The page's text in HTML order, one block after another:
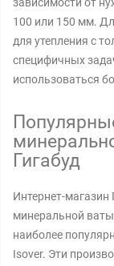
100 или 150 мм.
для утепления с
специфичных
использоваться
Гигабуд
Интернет-магазин
минеральной
наиболее
Isover. Эти